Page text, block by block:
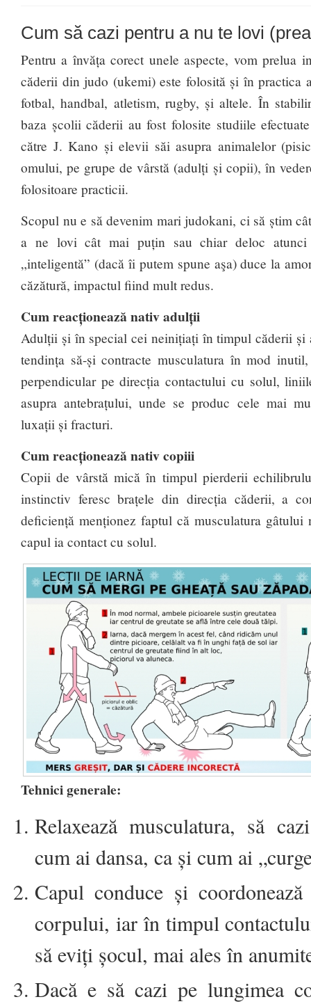
Cum să cazi pentru a nu te lovi
Pentru a învăța corect unele aspecte, vom prelua
căderii din judo (ukemi) este folosită și în practica
fotbal, handbal, atletism, rugby, și altele. În
baza școlii căderii au fost folosite studiile
către J. Kano și elevii săi asupra animalelor
omului, pe grupe de vârstă (adulți și copii), în
folositoare practicii.
Scopul nu e să devenim mari judokani, ci să știm
a ne lovi cât mai puțin sau chiar deloc atunci
„inteligentă” (dacă îi putem spune aşa) duce la
căzătură, impactul fiind mult redus.
Cum reacționează nativ adulții
Adulții și în special cei neinițiați în timpul căderii
tendința să-și contracte musculatura în mod
perpendicular pe direcția contactului cu solul,
asupra antebrațului, unde se produc cele mai
luxații și fracturi.
Cum reacționează nativ copiii
Copii de vârstă mică în timpul pierderii
instinctiv feresc brațele din direcția căderii, a
deficiență menționez faptul că musculatura gâtului
capul ia contact cu solul.
Tehnici generale:
Relaxează musculatura, să
cum ai dansa, ca și cum ai
Capul conduce și
corpului, iar în timpul
să eviți șocul, mai ales în
Dacă e să cazi pe lungimea